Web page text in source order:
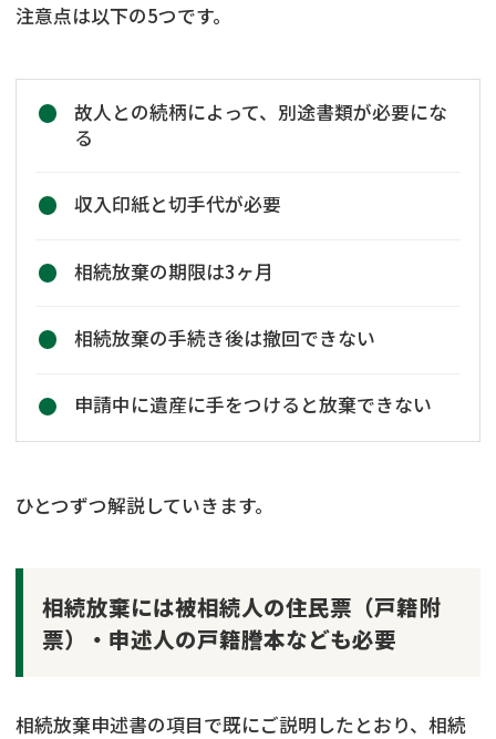
注意点は以下の5つです。
故人との続柄によって、別途書類が必要にな
る
収入印紙と切手代が必要
相続放棄の期限は3ヶ月
相続放棄の手続き後は撤回できない
申請中に遺産に手をつけると放棄できない
ひとつずつ解説していきます。
相続放棄には被相続人の住民票（戸籍附
票）・申述人の戸籍謄本なども必要
相続放棄申述書の項目で既にご説明したとおり、相続